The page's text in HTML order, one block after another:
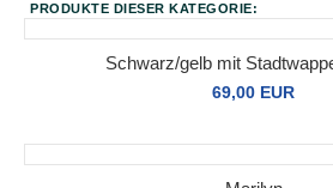
PRODUKTE DIESER KATEGORIE:
Schwarz/gelb mit
69,00 EUR